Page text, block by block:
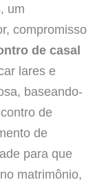
um
compromisso
de casal
lares e
baseando-
de
de
para que
matrimônio,